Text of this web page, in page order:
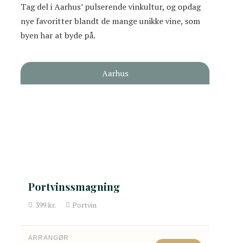
Tag del i Aarhus’ pulserende vinkultur, og opdag
nye favoritter blandt de mange unikke vine, som
byen har at byde på.
Aarhus
Portvinssmagning
399kr. Portvin
ARRANGØR